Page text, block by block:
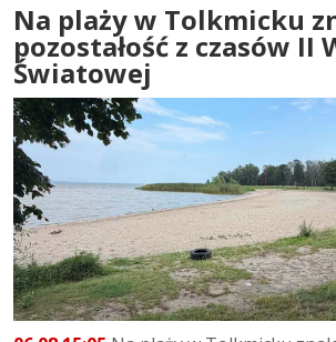
Na plaży w Tolkmicku
pozostałość z czasów II
Światowej